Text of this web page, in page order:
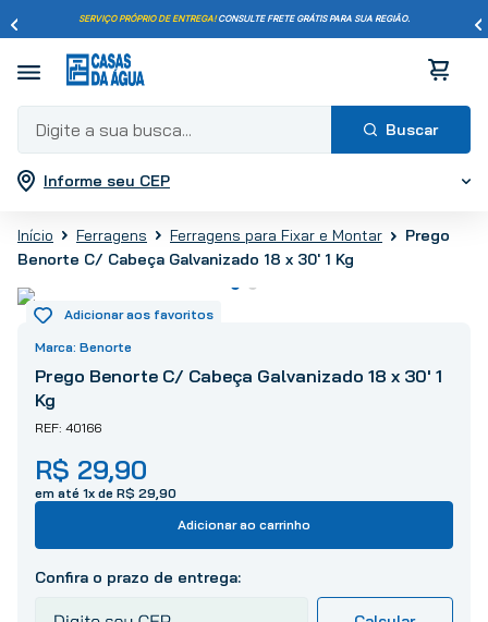
SERVIÇO PRÓPRIO DE ENTREGA!CONSULTE FRETE GRÁTIS PARA SUA REGIÃO.
Digite a sua busca...
Informe seu CEP
Ferragens Ferragens para Fixar e Montar
Prego
Benorte C/ Cabeça Galvanizado 18 x 30' 1 Kg
Benorte
Prego Benorte C/ Cabeça Galvanizado 18 x 30' 1
Kg
40166
R$ 29,90
em até 1x de R$ 29,90
Adicionar ao carrinho
Termos mais buscados
porcelanato
4
º
revestimento
5º
vaso sanitário
6º
chuveiro
7
8º
torneira
9º
telha
10º tinta